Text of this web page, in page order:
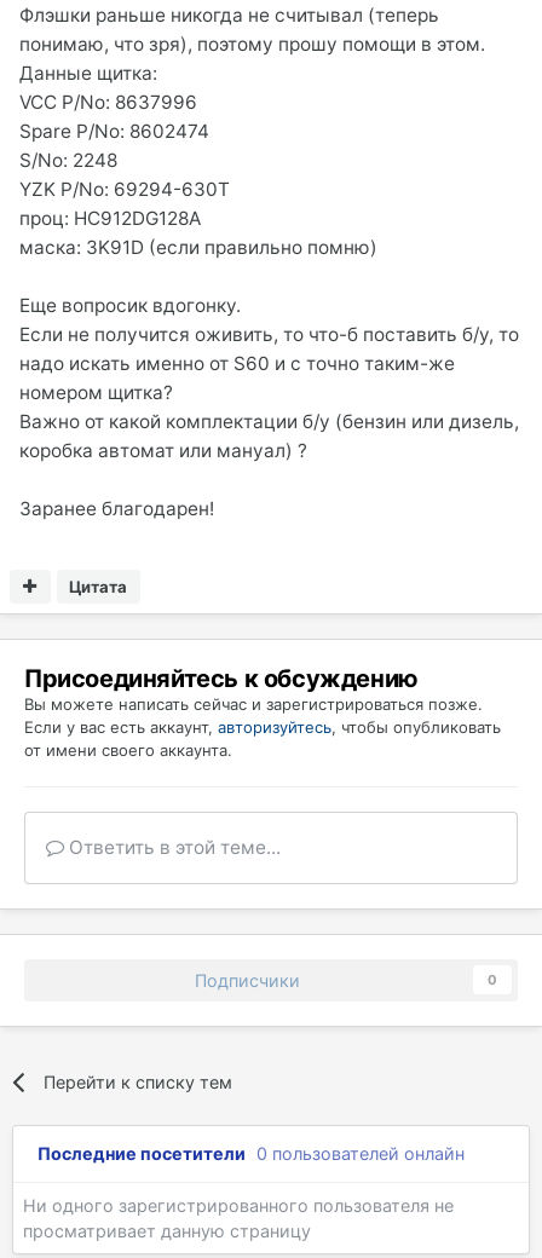
Флэшки раньше никогда не считывал (теперь
понимаю, что зря), поэтому прошу помощи в этом.
Данные щитка:
VCC P/No: 8637996
Spare P/No: 8602474
S/No: 2248
YZK P/No: 69294-630T
проц: HC912DG128A
маска: 3K91D (если правильно помню)
Еще вопросик вдогонку.
Если не получится оживить, то что-б поставить б/у, то
надо искать именно от S60 и с точно таким-же
номером щитка?
Важно от какой комплектации б/у (бензин или дизель,
коробка автомат или мануал) ?
Заранее благодарен!
Цитата
Присоединяйтесь к обсуждению
Вы можете написать сейчас и зарегистрироваться позже.
Если у вас есть аккаунт, авторизуйтесь, чтобы опубликовать
от имени своего аккаунта.
Ответить в этой теме...
Подписчики 0
Перейти к списку тем
Последние посетители 0 пользователей онлайн
Ни одного зарегистрированного пользователя не
просматривает данную страницу